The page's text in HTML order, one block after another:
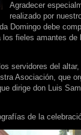
Agradecer
realizado por
Domingo debe
fieles amantes de
servidores del
Asociación, que
dirige don Luis
de la